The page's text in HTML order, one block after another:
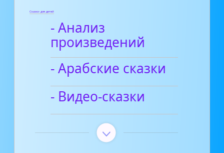
Сказки для детей
- Анализ
произведений
- Арабские сказки
- Видео-сказки